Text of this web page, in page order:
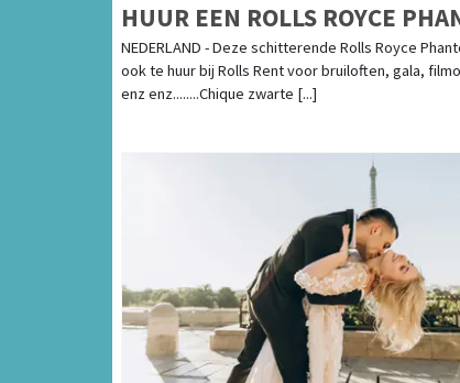
HUUR EEN ROLLS ROYCE
NEDERLAND - Deze schitterende Rolls Royce
ook te huur bij Rolls Rent voor bruiloften, gala,
enz enz........Chique zwarte [...]